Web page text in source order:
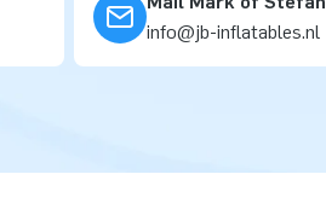
info@jb-inflatables.nl